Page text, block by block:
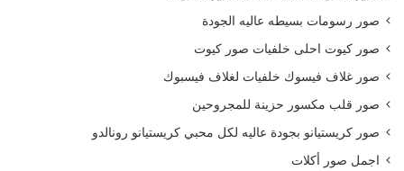
صور رسومات بسيطه عاليه الجودة
صور كيوت احلى خلفيات صور كيوت
صور غلاف فيسوك خلفيات لغلاف فيسبوك
صور قلب مكسور حزينة للمجروحين
صور كريستيانو بجودة عاليه لكل محبي كريستيانو رونالدو
اجمل صور أكلات